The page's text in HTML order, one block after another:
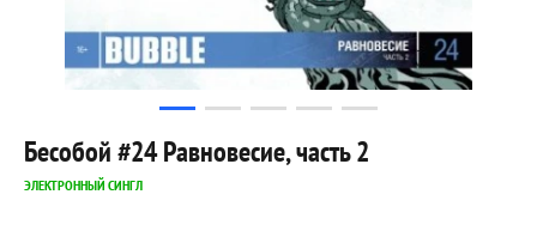
Бесобой #24 Равновесие, часть 2
ЭЛЕКТРОННЫЙ СИНГЛ